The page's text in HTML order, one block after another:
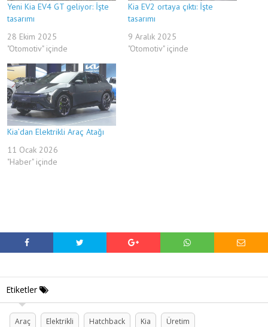
Yeni Kia EV4 GT geliyor: İşte
tasarımı
28 Ekim 2025
"Otomotiv" içinde
Kia EV2 ortaya çıktı: İşte
tasarımı
9 Aralık 2025
"Otomotiv" içinde
Kia’dan Elektrikli Araç Atağı
11 Ocak 2026
"Haber" içinde
Etiketler
Araç Elektrikli Hatchback Kia Üretim